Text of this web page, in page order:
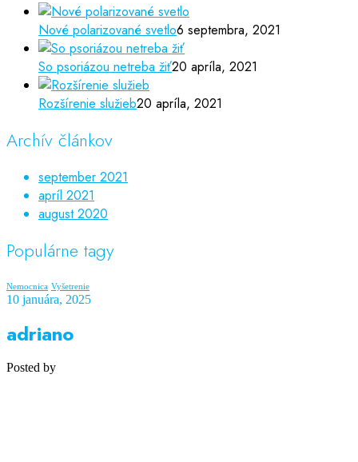
Nové polarizované svetlo6 septembra, 2021
So psoriázou netreba žiť20 apríla, 2021
Rozšírenie služieb20 apríla, 2021
Archív článkov
september 2021
apríl 2021
august 2020
Populárne tagy
Nemocnica Vyšetrenie
10 januára, 2025
adriano
Posted by